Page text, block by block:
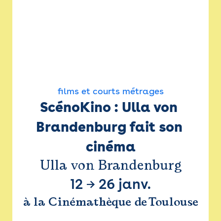
films et courts métrages
ScénoKino : Ulla von
Brandenburg fait son
cinéma
Ulla von Brandenburg
12 → 26 janv.
à la Cinémathèque de Toulouse